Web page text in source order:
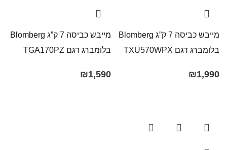
מייבש כביסה 7 ק”ג Blomberg
בלומברג דגם TXU570WPX
₪1,990
מייבש כביסה 7 ק”ג Blomberg
בלומברג דגם TGA170PZ
₪1,590